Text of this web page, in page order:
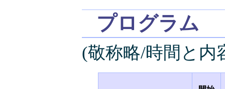
プログラム
(敬称略/時間と内